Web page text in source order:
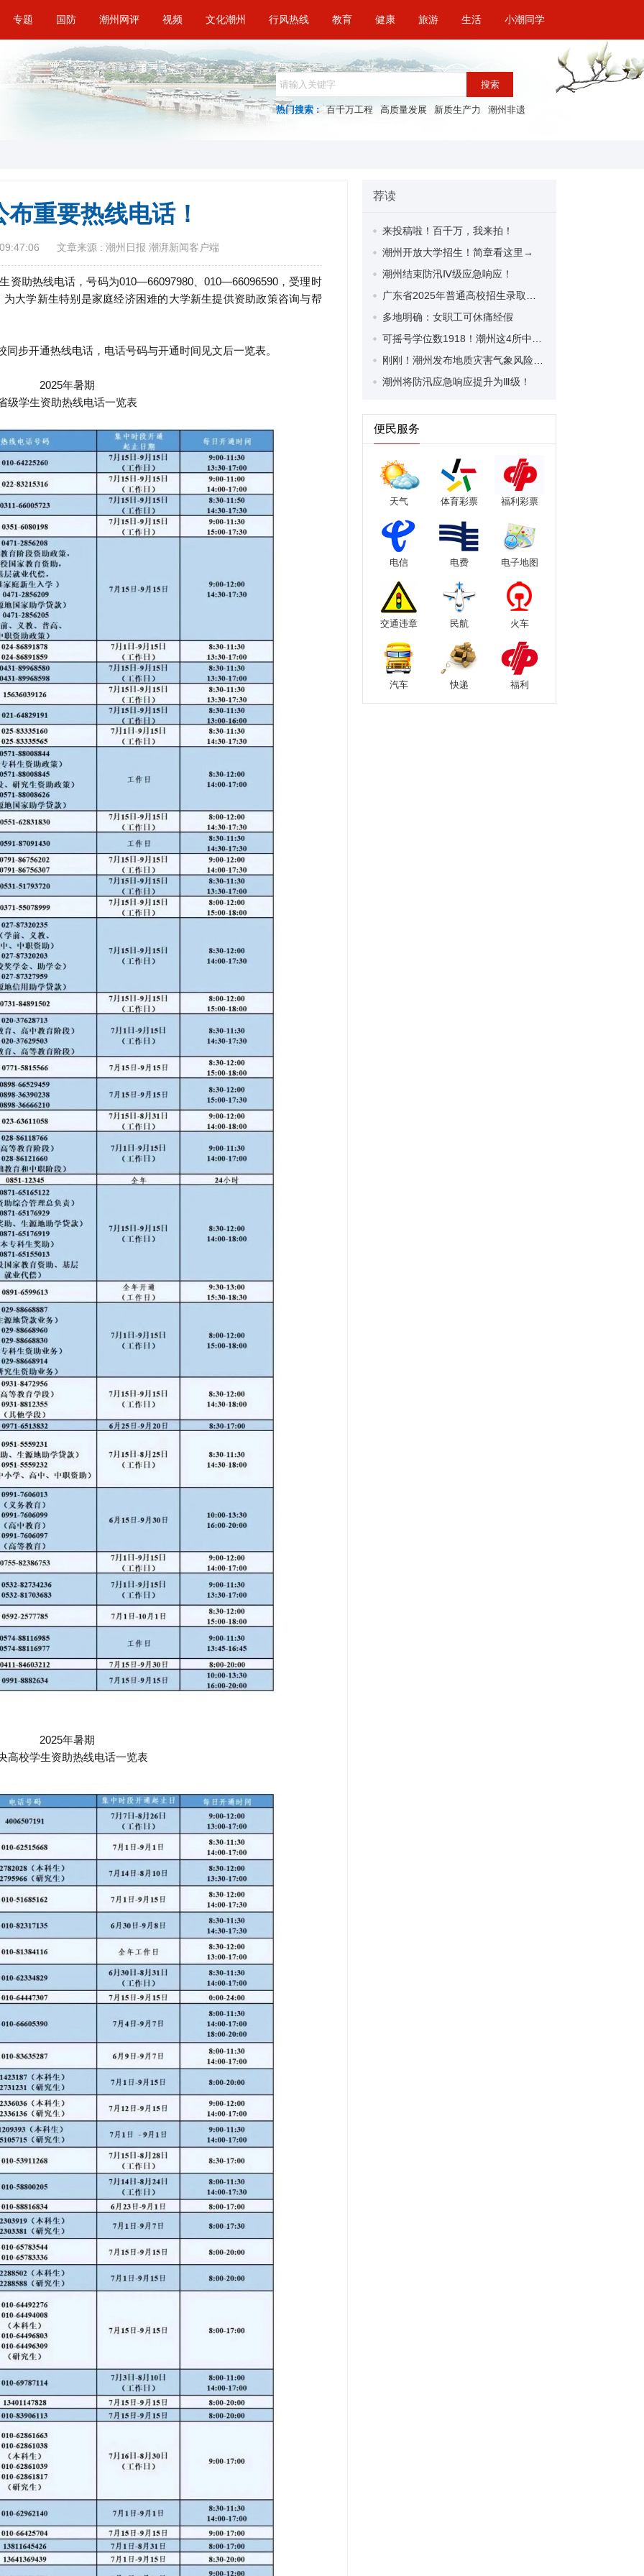
专题 国防 潮州网评 视频 文化潮州 行风热线 教育 健康 旅游 生活 小潮同学
搜索
热门搜索 : 百千万工程 高质量发展 新质生产力 潮州非遗
重要热线电话！
文章来源 : 潮州日报 潮湃新闻客户端
资助热线电话，号码为010—66097980、010—66096590，受理时
大学新生特别是家庭经济困难的大学新生提供资助政策咨询与帮
步开通热线电话，电话号码与开通时间见文后一览表。
2025年暑期
级学生资助热线电话一览表
2025年暑期
高校学生资助热线电话一览表
荐读
来投稿啦！百千万，我来拍！
潮州开放大学招生！简章看这里→
潮州结束防汛Ⅳ级应急响应！
多地明确：女职工可休痛经假
潮州将防汛应急响应提升为Ⅲ级！
便民服务
天气 体育彩票 福利彩票
电信 电费 电子地图
交通违章 民航 火车
汽车 快递 福利